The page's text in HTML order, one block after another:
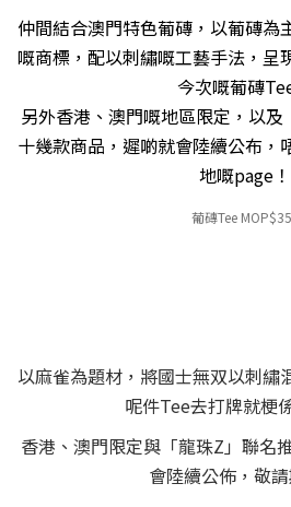
仲間結合澳門特色葡磚，以葡磚為
嘅商標，配以刺繡嘅工藝手法，呈
今次嘅葡磚
另外香港、澳門嘅地區限定，以
十幾款商品，遲啲就會陸續公布，
地嘅page！
葡磚Tee
以麻雀為題材，將國士無双以刺繡
呢件Tee去打牌就梗
香港、澳門限定與「龍珠Z」聯名
會陸續公佈，敬請